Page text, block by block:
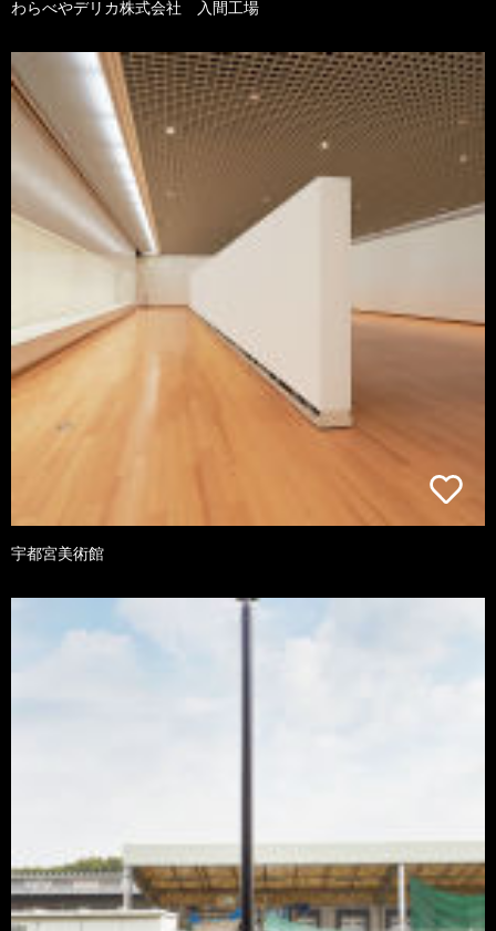
わらべやデリカ株式会社 入間工場
宇都宮美術館